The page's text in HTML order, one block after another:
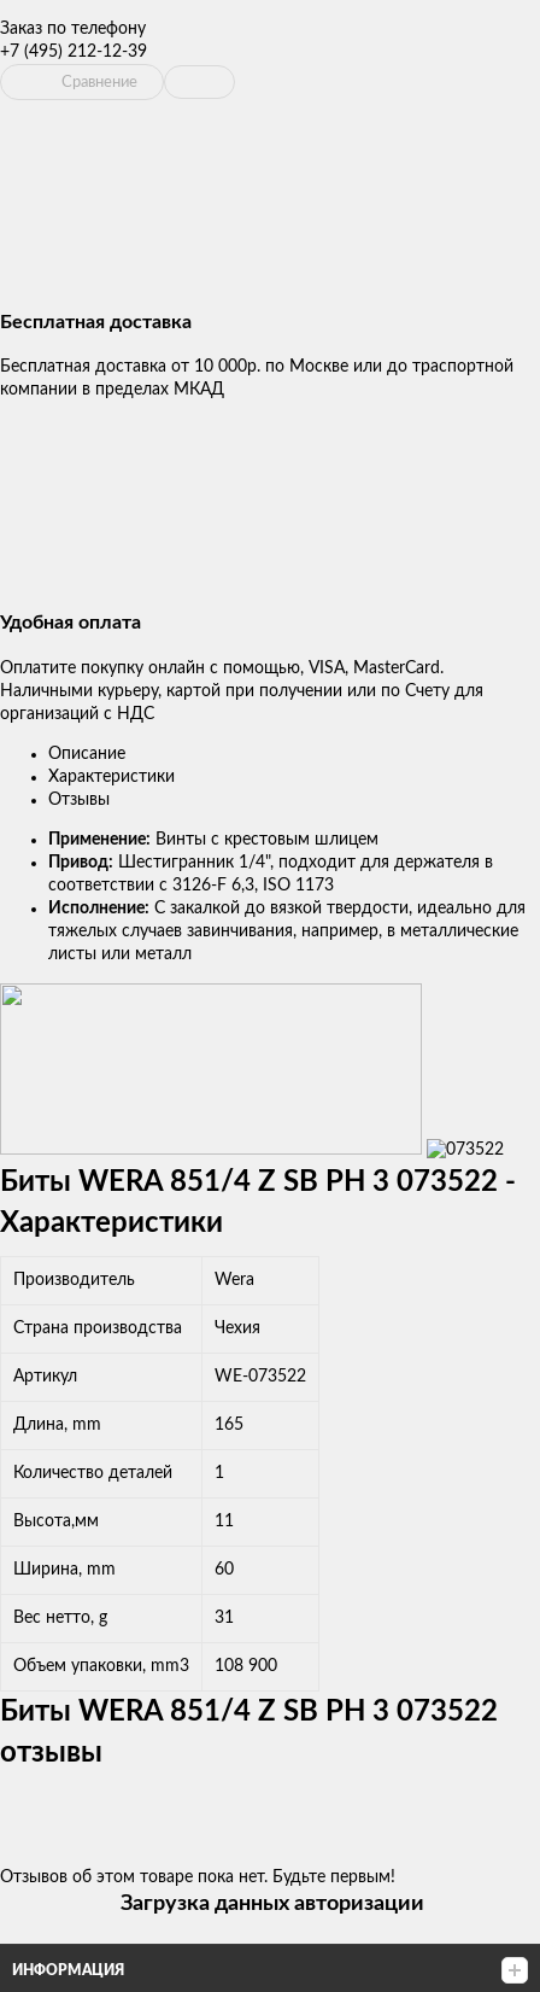
Заказ по телефону
+7 (495) 212-12-39
Сравнение
Бесплатная доставка
Бесплатная доставка от 10 000р. по Москве или до траспортной
компании в пределах МКАД
Удобная оплата
Оплатите покупку онлайн с помощью, VISA, MasterCard.
Наличными курьеру, картой при получении или по Счету для
организаций с НДС
Описание
Характеристики
Отзывы
Применение: Винты с крестовым шлицем
Привод: Шестигранник 1/4", подходит для держателя в
соответствии с 3126-F 6,3, ISO 1173
Исполнение: С закалкой до вязкой твердости, идеально для
тяжелых случаев завинчивания, например, в металлические
листы или металл
Биты WERA 851/4 Z SB PH 3 073522 -
Характеристики
Производитель Wera
Страна производства Чехия
Артикул WE-073522
Длина, mm 165
Количество деталей 1
Высота,мм 11
Ширина, mm 60
Вес нетто, g 31
Объем упаковки, mm3 108 900
Биты WERA 851/4 Z SB PH 3 073522
отзывы
Отзывов об этом товаре пока нет. Будьте первым!
Загрузка данных авторизации
ИНФОРМАЦИЯ